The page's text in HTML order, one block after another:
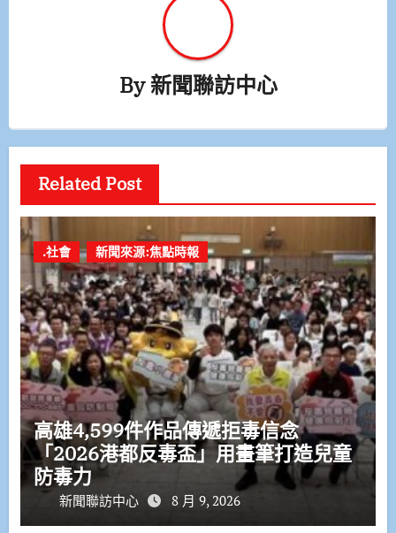
By新聞聯訪中心
Related Post
.社會 新聞來源:焦點時報
高雄4,599件作品傳遞拒毒信念
「2026港都反毒盃」用畫筆打造兒童
防毒力
新聞聯訪中心 8 月 9, 2026